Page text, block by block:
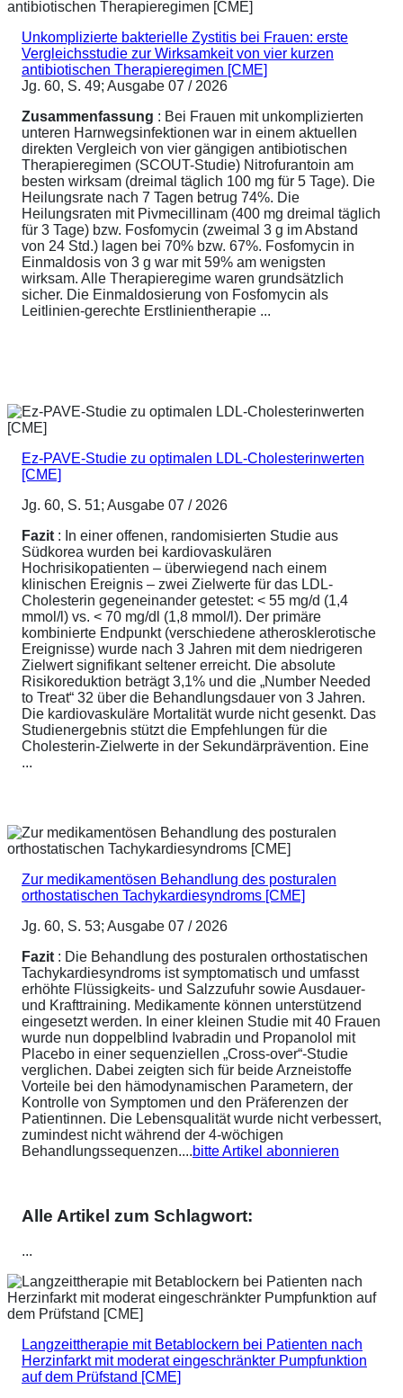
Unkomplizierte bakterielle Zystitis bei Frauen: erste
Vergleichsstudie zur Wirksamkeit von vier kurzen
antibiotischen Therapieregimen [CME]
Jg. 60, S. 49; Ausgabe 07 / 2026
Zusammenfassung : Bei Frauen mit unkomplizierten
unteren Harnwegsinfektionen war in einem aktuellen
direkten Vergleich von vier gängigen antibiotischen
Therapieregimen (SCOUT-Studie) Nitrofurantoin am
besten wirksam (dreimal täglich 100 mg für 5 Tage). Die
Heilungsrate nach 7 Tagen betrug 74%. Die
Heilungsraten mit Pivmecillinam (400 mg dreimal täglich
für 3 Tage) bzw. Fosfomycin (zweimal 3 g im Abstand
von 24 Std.) lagen bei 70% bzw. 67%. Fosfomycin in
Einmaldosis von 3 g war mit 59% am wenigsten
wirksam. Alle Therapieregime waren grundsätzlich
sicher. Die Einmaldosierung von Fosfomycin als
Leitlinien-gerechte Erstlinientherapie ...
Ez-PAVE-Studie zu optimalen LDL-Cholesterinwerten
[CME]
Jg. 60, S. 51; Ausgabe 07 / 2026
Fazit : In einer offenen, randomisierten Studie aus
Südkorea wurden bei kardiovaskulären
Hochrisikopatienten – überwiegend nach einem
klinischen Ereignis – zwei Zielwerte für das LDL-
Cholesterin gegeneinander getestet: < 55 mg/d (1,4
mmol/l) vs. < 70 mg/dl (1,8 mmol/l). Der primäre
kombinierte Endpunkt (verschiedene atherosklerotische
Ereignisse) wurde nach 3 Jahren mit dem niedrigeren
Zielwert signifikant seltener erreicht. Die absolute
Risikoreduktion beträgt 3,1% und die „Number Needed
to Treat“ 32 über die Behandlungsdauer von 3 Jahren.
Die kardiovaskuläre Mortalität wurde nicht gesenkt. Das
Studienergebnis stützt die Empfehlungen für die
Cholesterin-Zielwerte in der Sekundärprävention. Eine
...
Zur medikamentösen Behandlung des posturalen
orthostatischen Tachykardiesyndroms [CME]
Jg. 60, S. 53; Ausgabe 07 / 2026
Fazit : Die Behandlung des posturalen orthostatischen
Tachykardiesyndroms ist symptomatisch und umfasst
erhöhte Flüssigkeits- und Salzzufuhr sowie Ausdauer-
und Krafttraining. Medikamente können unterstützend
eingesetzt werden. In einer kleinen Studie mit 40 Frauen
wurde nun doppelblind Ivabradin und Propanolol mit
Placebo in einer sequenziellen „Cross-over“-Studie
verglichen. Dabei zeigten sich für beide Arzneistoffe
Vorteile bei den hämodynamischen Parametern, der
Kontrolle von Symptomen und den Präferenzen der
Patientinnen. Die Lebensqualität wurde nicht verbessert,
zumindest nicht während der 4-wöchigen
Behandlungssequenzen....bitte Artikel abonnieren
Alle Artikel zum Schlagwort:
...
Langzeittherapie mit Betablockern bei Patienten nach
Herzinfarkt mit moderat eingeschränkter Pumpfunktion
auf dem Prüfstand [CME]